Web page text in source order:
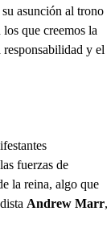
asunción al trono
que creemos la
y el
fuerzas de
la reina, algo que
Andrew Marr,